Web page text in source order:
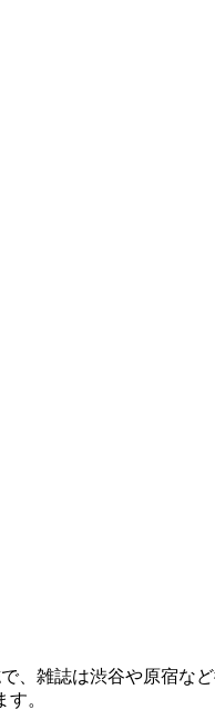
、雑誌は渋谷や原宿な
。